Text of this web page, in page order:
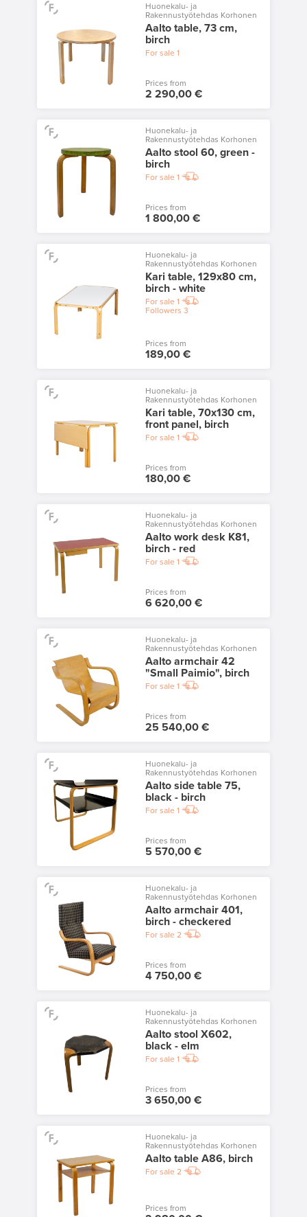
Huonekalu- ja
Rakennustyötehdas Korhonen
Aalto table, 73 cm,
birch
For sale 1
Prices from
2 290,00 €
Huonekalu- ja
Rakennustyötehdas Korhonen
Aalto stool 60, green -
birch
For sale 1
Prices from
1 800,00 €
Huonekalu- ja
Rakennustyötehdas Korhonen
Kari table, 129x80 cm,
birch - white
For sale 1
Followers 3
Prices from
189,00 €
Huonekalu- ja
Rakennustyötehdas Korhonen
Kari table, 70x130 cm,
front panel, birch
For sale 1
Prices from
180,00 €
Huonekalu- ja
Rakennustyötehdas Korhonen
Aalto work desk K81,
birch - red
For sale 1
Prices from
6 620,00 €
Huonekalu- ja
Rakennustyötehdas Korhonen
Aalto armchair 42
"Small Paimio", birch
For sale 1
Prices from
25 540,00 €
Huonekalu- ja
Rakennustyötehdas Korhonen
Aalto side table 75,
black - birch
For sale 1
Prices from
5 570,00 €
Huonekalu- ja
Rakennustyötehdas Korhonen
Aalto armchair 401,
birch - checkered
For sale 2
Prices from
4 750,00 €
Huonekalu- ja
Rakennustyötehdas Korhonen
Aalto stool X602,
black - elm
For sale 1
Prices from
3 650,00 €
Huonekalu- ja
Rakennustyötehdas Korhonen
Aalto table A86, birch
For sale 2
Prices from